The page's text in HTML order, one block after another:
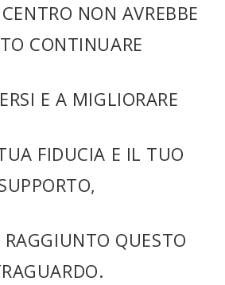
NON AVREBBE
CONTINUARE
E A MIGLIORARE
FIDUCIA E IL TUO
RAGGIUNTO QUESTO